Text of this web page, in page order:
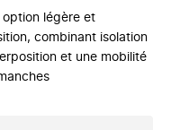
option légère et
combinant isolation
et une mobilité